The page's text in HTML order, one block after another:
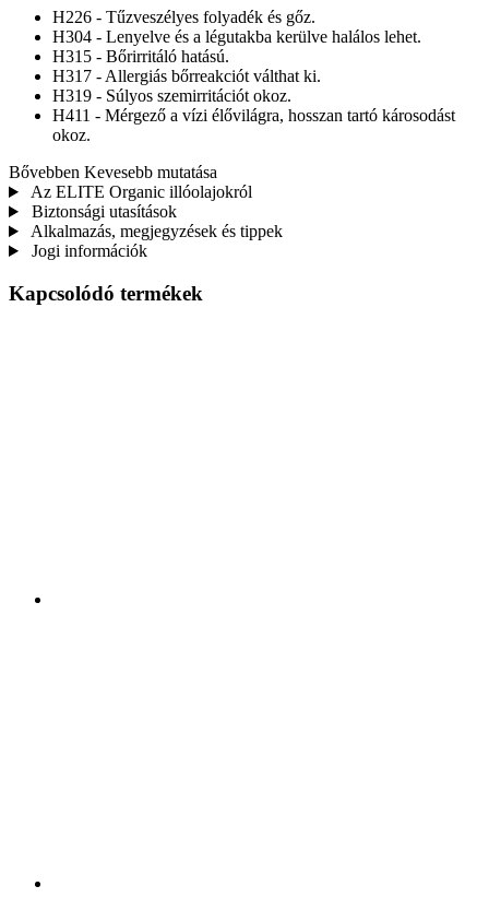
H226 - Tűzveszélyes folyadék és gőz.
H304 - Lenyelve és a légutakba kerülve halálos lehet.
H315 - Bőrirritáló hatású.
H317 - Allergiás bőrreakciót válthat ki.
H319 - Súlyos szemirritációt okoz.
H411 - Mérgező a vízi élővilágra, hosszan tartó károsodást
okoz.
Bővebben Kevesebb mutatása
Az ELITE Organic illóolajokról
Biztonsági utasítások
Alkalmazás, megjegyzések és tippek
Jogi információk
Kapcsolódó termékek